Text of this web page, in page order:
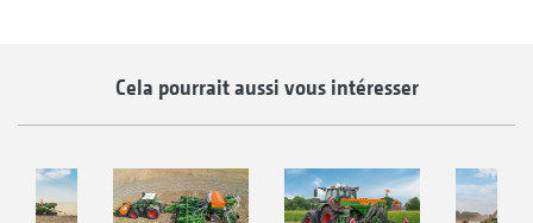
Cela pourrait aussi vous intéresser